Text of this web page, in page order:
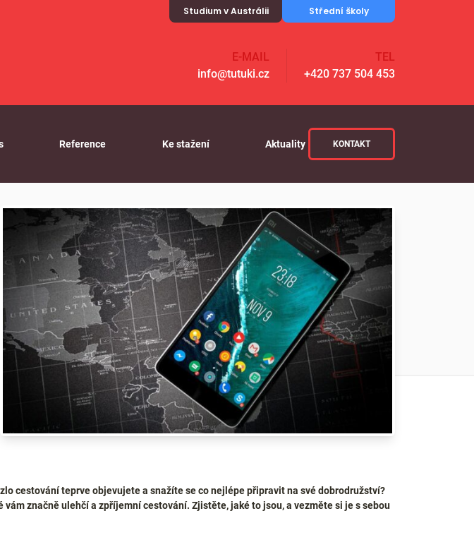
Studium v Austrálii Střední školy
E-MAIL
info@tutuki.cz
TEL
+420 737 504 453
Reference Ke stažení Aktuality KONTAKT
cestování teprve objevujete a snažíte se co nejlépe připravit na své dobrodružství?
značně ulehčí a zpříjemní cestování. Zjistěte, jaké to jsou, a vezměte si je s sebou